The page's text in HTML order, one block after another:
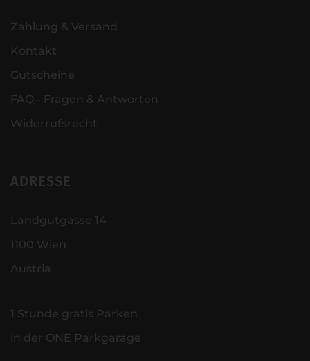
Zahlung & Versand
Kontakt
Gutscheine
FAQ - Fragen & Antworten
Widerrufsrecht
ADRESSE
Landgutgasse 14
1100 Wien
Austria
1 Stunde gratis Parken
in der ONE Parkgarage